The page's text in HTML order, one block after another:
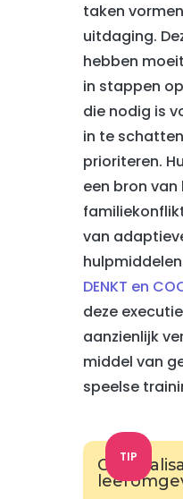
taken
uitdaging.
hebben
in stappen
die nodig is
in te
prioriteren.
een bron
van
DENKT en
deze
aanzienlijk
middel van
speelse
TIP